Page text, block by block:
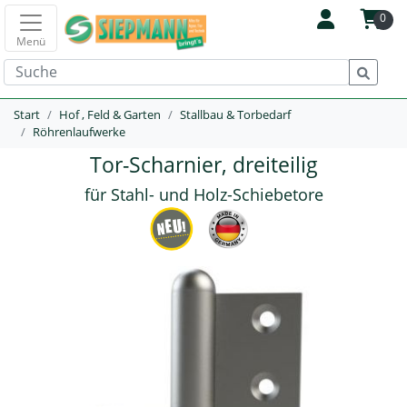
0
Menü
Start Hof , Feld & Garten
Stallbau & Torbedarf
Röhrenlaufwerke
Tor-Scharnier, dreiteilig
für Stahl- und Holz-Schiebetore